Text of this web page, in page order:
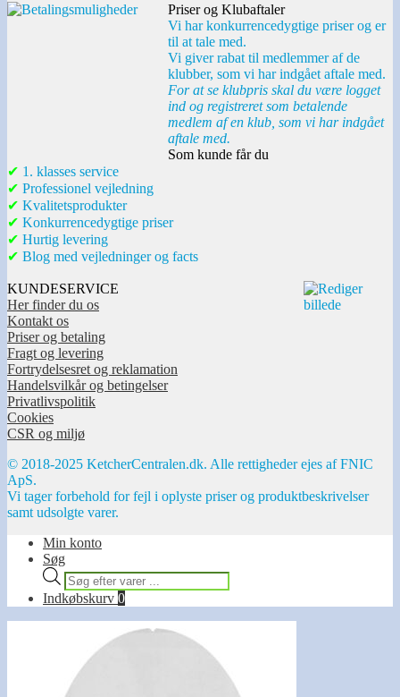
Priser og Klubaftaler
Vi har konkurrencedygtige priser og er
til at tale med.
Vi giver rabat til medlemmer af de
klubber, som vi har indgået aftale med.
For at se klubpris skal du være logget
ind og registreret som betalende
medlem af en klub, som vi har indgået
aftale med.
Som kunde får du
✔ 1. klasses service
✔ Professionel vejledning
✔ Kvalitetsprodukter
✔ Konkurrencedygtige priser
✔ Hurtig levering
✔ Blog med vejledninger og facts
KUNDESERVICE
Her finder du os
Kontakt os
Priser og betaling
Fragt og levering
Fortrydelsesret og reklamation
Handelsvilkår og betingelser
Privatlivspolitik
Cookies
CSR og miljø
© 2018-2025 KetcherCentralen.dk. Alle rettigheder ejes af FNIC
ApS.
Vi tager forbehold for fejl i oplyste priser og produktbeskrivelser
samt udsolgte varer.
Min konto
Søg
Products
search
Indkøbskurv 0